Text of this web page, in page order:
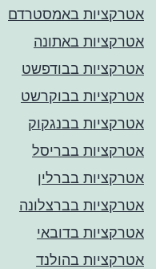
אטרקציות באמסטרדם
אטרקציות באתונה
אטרקציות בבודפשט
אטרקציות בבוקרשט
אטרקציות בבנגקוק
אטרקציות בבריסל
אטרקציות בברלין
אטרקציות בברצלונה
אטרקציות בדובאי
אטרקציות בהולנד